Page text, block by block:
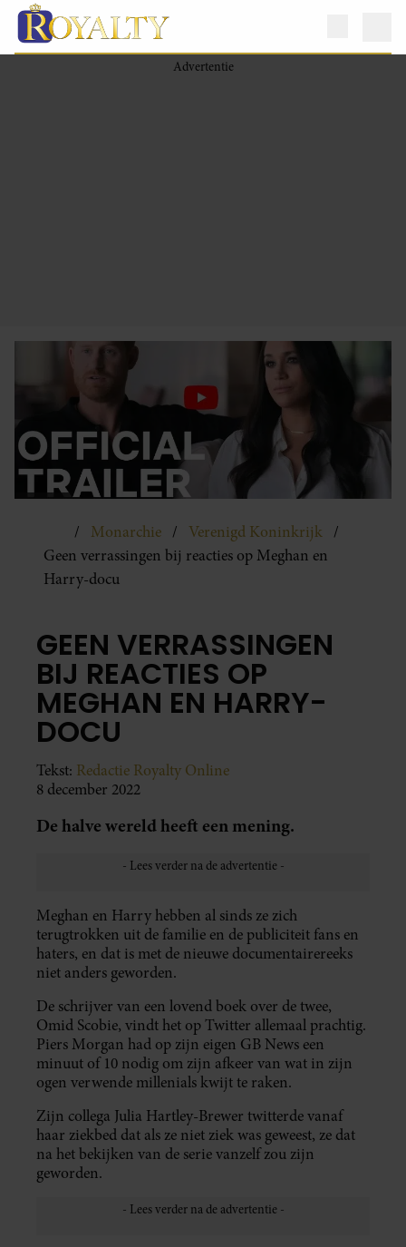
Monarchie
Verenigd Koninkrijk
Geen verrassingen bij reacties op Meghan en
Harry-docu
GEEN VERRASSINGEN
BIJ REACTIES OP
MEGHAN EN HARRY-
DOCU
Tekst: Redactie Royalty Online
8 december 2022
De halve wereld heeft een mening.
Meghan en Harry hebben al sinds ze zich
terugtrokken uit de familie en de publiciteit fans en
haters, en dat is met de nieuwe documentairereeks
niet anders geworden.
De schrijver van een lovend boek over de twee,
Omid Scobie, vindt het op Twitter allemaal prachtig.
Piers Morgan had op zijn eigen GB News een
minuut of 10 nodig om zijn afkeer van wat in zijn
ogen verwende millenials kwijt te raken.
Zijn collega Julia Hartley-Brewer twitterde vanaf
haar ziekbed dat als ze niet ziek was geweest, ze dat
na het bekijken van de serie vanzelf zou zijn
geworden.